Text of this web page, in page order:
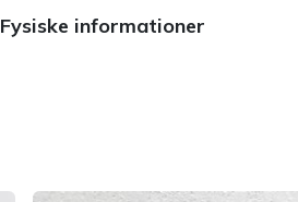
Fysiske informationer